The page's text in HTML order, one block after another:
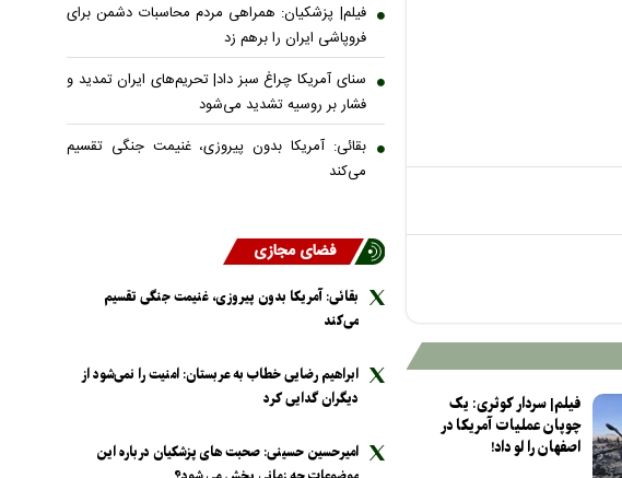
فیلم| سردار کوثری: یک
چوپان عملیات آمریکا در
اصفهان را لو داد!
فیلم| پزشکیان: همراهی مردم محاسبات دشمن برای
فروپاشی ایران را برهم زد
سنای آمریکا چراغ سبز داد| تحریم‌های ایران تمدید و
فشار بر روسیه تشدید می‌شود
بقائی: آمریکا بدون پیروزی، غنیمت جنگی تقسیم
می‌کند
فضای مجازی
بقائی: آمریکا بدون پیروزی، غنیمت جنگی تقسیم
می‌کند
ابراهیم رضایی خطاب به عربستان: امنیت را نمی‌شود از
دیگران گدایی کرد
امیرحسین حسینی: صحبت های پزشکیان درباره این